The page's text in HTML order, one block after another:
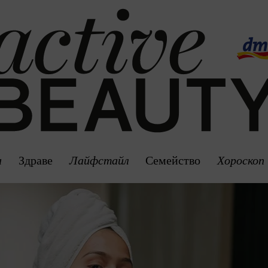
Здраве Лайфстайл Семейство Хороскоп